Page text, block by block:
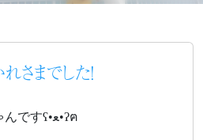
さまでした！
こんにちは、むっちゃんですʕ•ﻌ•ʔฅ